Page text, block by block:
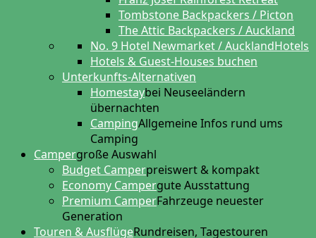
Tombstone Backpackers / Picton
The Attic Backpackers / Auckland
Hotels
No. 9 Hotel Newmarket / Auckland
Hotels & Guest-Houses buchen
Unterkunfts-Alternativen
Homestaybei Neuseeländern
übernachten
CampingAllgemeine Infos rund ums
Camping
Campergroße Auswahl
Budget Camperpreiswert & kompakt
Economy Campergute Ausstattung
Premium CamperFahrzeuge neuester
Generation
Touren & AusflügeRundreisen, Tagestouren